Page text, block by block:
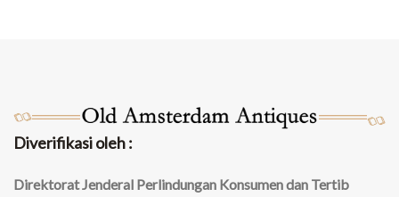
Diverifikasi oleh :
Direktorat Jenderal Perlindungan Konsumen dan Tertib